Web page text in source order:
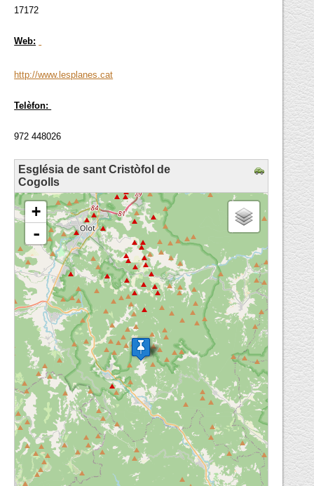
17172
Web:
http://www.lesplanes.cat
Telèfon:
972 448026
Església de sant Cristòfol de
Cogolls
loading map - please wait...
+
-